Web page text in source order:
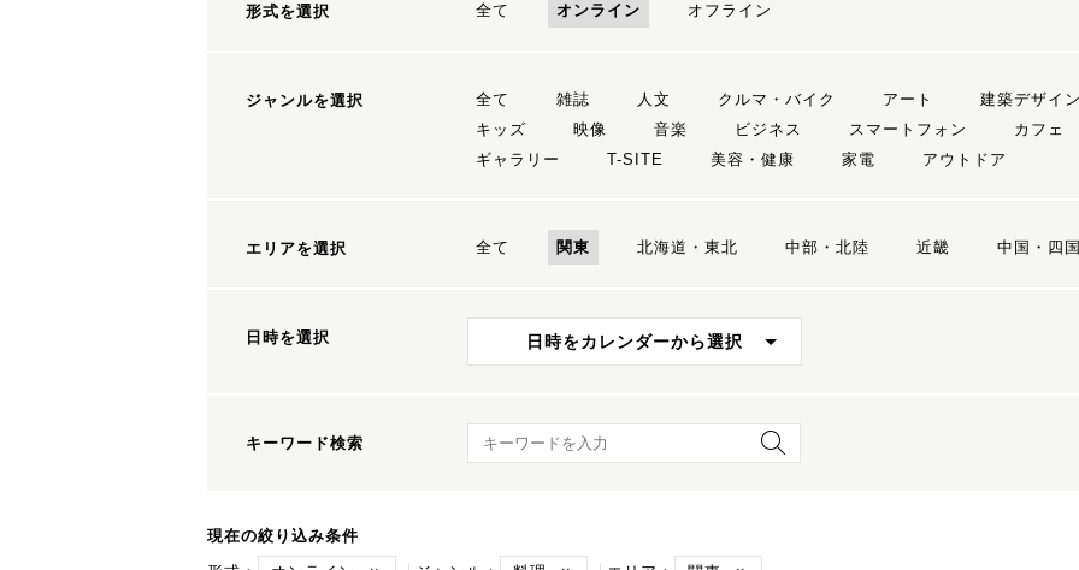
形式を選択 全て オンライン オフライン
ジャンルを選択 全て 雑誌 人文 クルマ・バイク アート 建築デザイン
キッズ
映像 音楽 ビジネス スマートフォン カフェ
ギャラリー
T-SITE 美容・健康 家電 アウトドア
エリアを選択 全て 関東 北海道・東北 中部・北陸 近畿 中国・四国
日時を選択 日時をカレンダーから選択
キーワード検索 キーワード検索
現在の絞り込み条件